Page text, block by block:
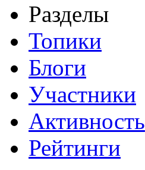
Разделы
Топики
Блоги
Участники
Активность
Рейтинги